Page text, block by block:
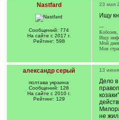
Nastfard
Сообщений: 774
На сайте с 2017 г.
Рейтинг: 598
23 мая
Ищу
---
Ищу
Мой
Моя
александр серый
полтава украина
Сообщений: 128
На сайте с 2010 г.
Рейтинг: 129
13
Дело в
не жил